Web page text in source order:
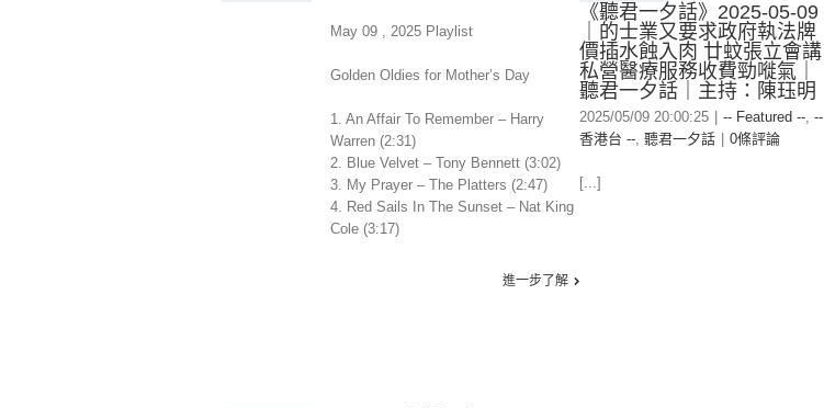
May 09 , 2025 Playlist
Golden Oldies for Mother’s Day
1. An Affair To Remember – Harry
Warren (2:31)
2. Blue Velvet – Tony Bennett (3:02)
3. My Prayer – The Platters (2:47)
4. Red Sails In The Sunset – Nat King
Cole (3:17)
進一步了解
《聽君一夕話》2025-05-09
｜的士業又要求政府執法牌
價插水蝕入肉 廿蚊張立會講
私營醫療服務收費勁嘥氣｜
聽君一夕話｜主持：陳珏明
2025/05/09 20:00:25 -- Featured --,--
香港台 --,聽君一夕話 0條評論
[...]